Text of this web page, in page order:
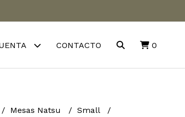
CONTACTO 0
Mesas Natsu
Small